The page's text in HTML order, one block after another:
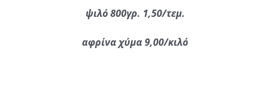
ψιλό 800γρ. 1,50/τεμ.
αφρίνα χύμα 9,00/κιλό